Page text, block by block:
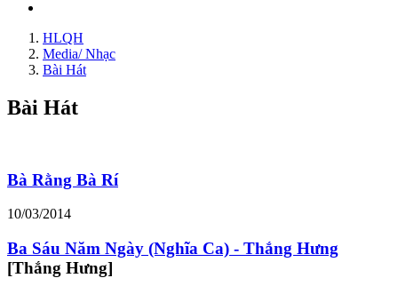
HLQH
Media/ Nhạc
Bài Hát
Bài Hát
Bà Rằng Bà Rí
10/03/2014
Ba Sáu Năm Ngày (Nghĩa Ca) - Thắng Hưng
[Thắng Hưng]